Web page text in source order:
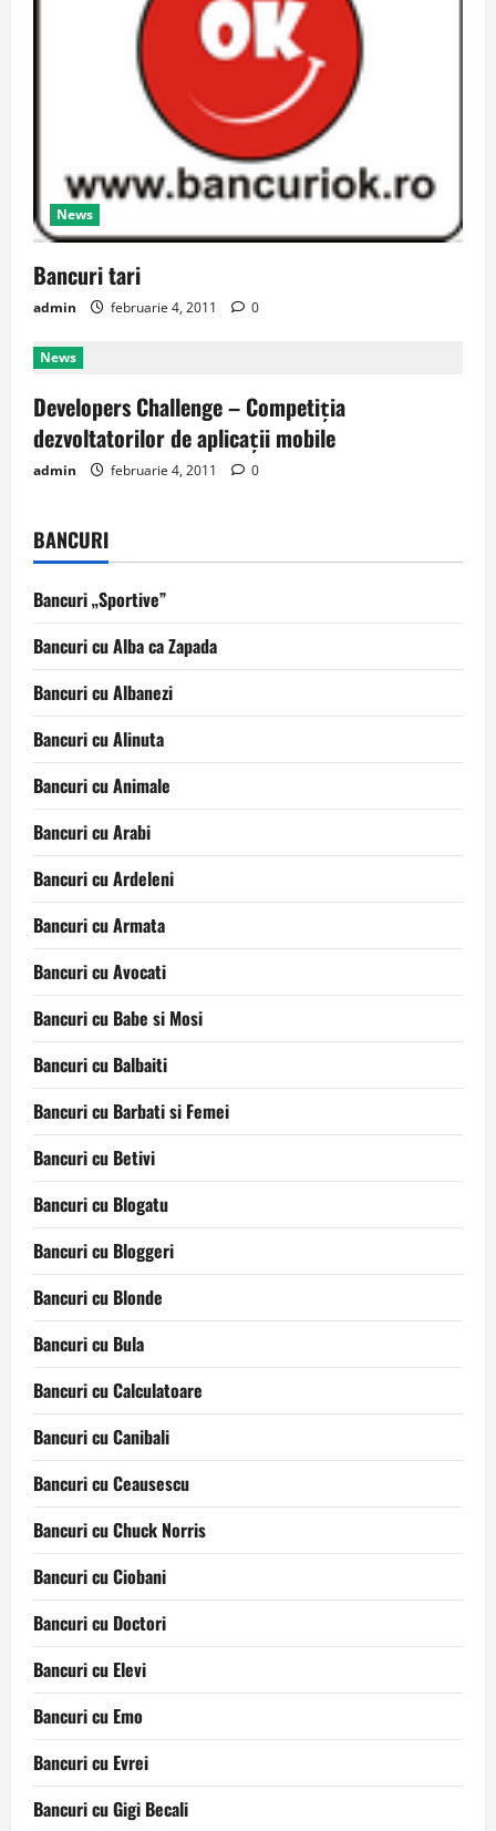
News
Bancuri tari
admin februarie 4, 2011 0
News
Developers Challenge – Competiţia
dezvoltatorilor de aplicaţii mobile
admin februarie 4, 2011 0
BANCURI
Bancuri „Sportive”
Bancuri cu Alba ca Zapada
Bancuri cu Albanezi
Bancuri cu Alinuta
Bancuri cu Animale
Bancuri cu Arabi
Bancuri cu Ardeleni
Bancuri cu Armata
Bancuri cu Avocati
Bancuri cu Babe si Mosi
Bancuri cu Balbaiti
Bancuri cu Barbati si Femei
Bancuri cu Betivi
Bancuri cu Blogatu
Bancuri cu Bloggeri
Bancuri cu Blonde
Bancuri cu Bula
Bancuri cu Calculatoare
Bancuri cu Canibali
Bancuri cu Ceausescu
Bancuri cu Chuck Norris
Bancuri cu Ciobani
Bancuri cu Doctori
Bancuri cu Elevi
Bancuri cu Emo
Bancuri cu Evrei
Bancuri cu Gigi Becali